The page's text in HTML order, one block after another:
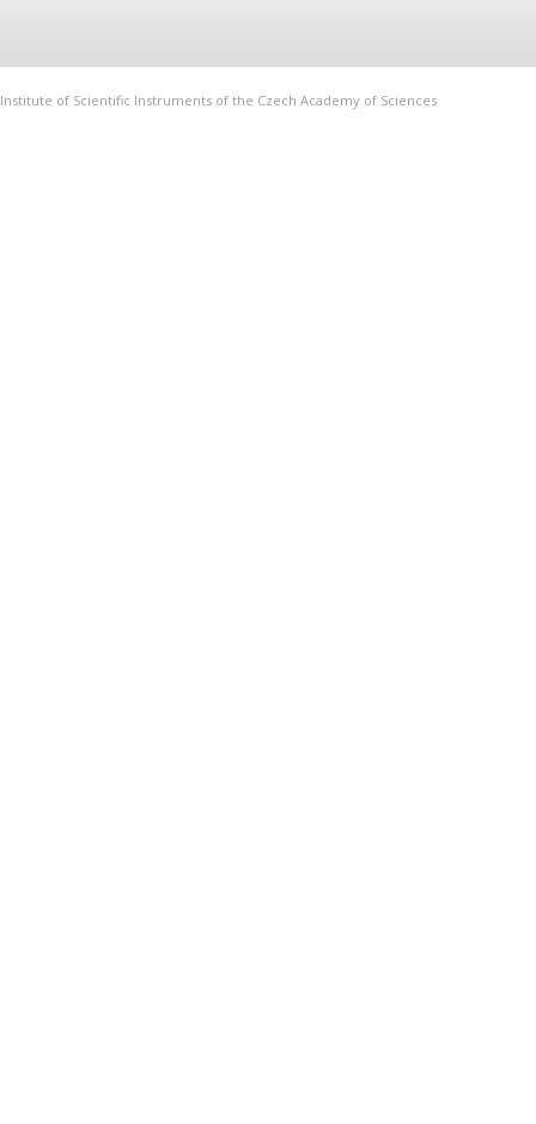
Institute of Scientific Instruments of the Czech Academy of Sciences